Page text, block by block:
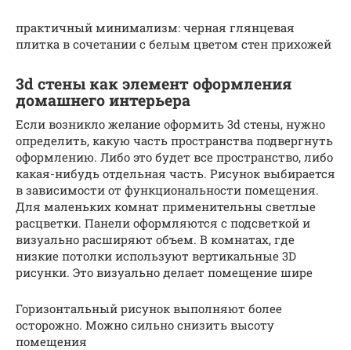
практичный минимализм: черная глянцевая
плитка в сочетании с белым цветом стен прихожей
3d стены как элемент оформления
домашнего интерьера
Если возникло желание оформить 3d стены, нужно
определить, какую часть пространства подвергнуть
оформлению. Либо это будет все пространство, либо
какая-нибудь отдельная часть. Рисунок выбирается
в зависимости от функциональности помещения.
Для маленьких комнат применительны светлые
расцветки. Панели оформляются с подсветкой и
визуально расширяют объем. В комнатах, где
низкие потолки используют вертикальные 3D
рисунки. Это визуально делает помещение шире
Горизонтальный рисунок выполняют более
осторожно. Можно сильно снизить высоту
помещения